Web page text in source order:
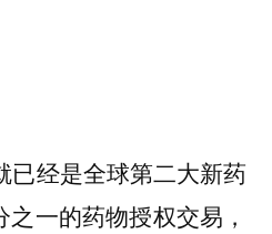
已经是全球第二大新药
一的药物授权交易，